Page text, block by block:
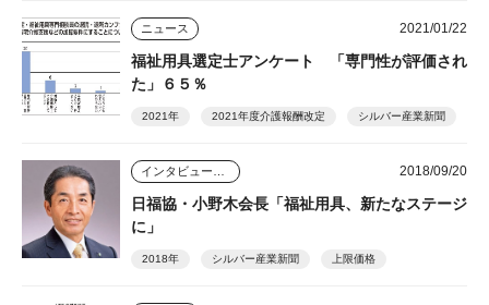
ニュース 2021/01/22
福祉用具選定士アンケート 「専門性が評価され
た」６５％
2021年 2021年度介護報酬改定 シルバー産業新聞
2018/09/20
日福協・小野木会長「福祉用具、新たなステージ
に」
2018年 シルバー産業新聞 上限価格